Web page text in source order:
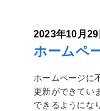
2023年10月29
ホームペ
ホームページに
更新ができてい
できるようにな